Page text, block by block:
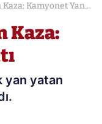
Kamyonet Yan
Kaza:
yan yatan